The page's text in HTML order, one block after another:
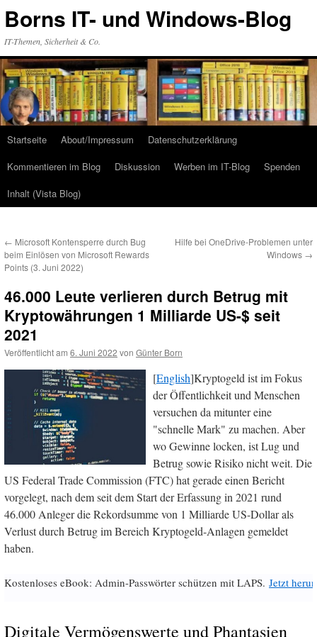
Inhalt
Borns IT- und Windows-Blog
IT-Themen, Sicherheit & Co.
Startseite About/Impressum
Datenschutzerklärung
Kommentieren im Blog
Diskussion Werben im IT-Blog
Spenden
Inhalt (Vista Blog)
← Microsoft Kontensperre durch Bug
beim Einlösen von Microsoft Rewards
Points (3. Juni 2022)
Hilfe bei OneDrive-Problemen unter
Windows →
46.000 Leute verlieren durch Betrug mit
Kryptowährungen 1 Milliarde US-$ seit
2021
Veröffentlicht am 6. Juni 2022 von Günter Born
[English]Kryptogeld ist im Fokus
der Öffentlichkeit und Menschen
versuchen da mitunter eine
"schnelle Mark" zu machen. Aber
wo Gewinne locken, ist Lug und
Betrug sowie Risiko nicht weit. Die
US Federal Trade Commission (FTC) hat gerade einen Bericht
vorgelegt, nach dem seit dem Start der Erfassung in 2021 rund
46.000 Anleger die Rekordsumme von 1 Milliarde US-Dollar als
Verlust durch Betrug im Bereich Kryptogeld-Anlagen gemeldet
haben.
Kostenloses eBook: Admin-Passwörter schützen mit LAPS. Jetzt
Digitale Vermögenswerte und Phantasien